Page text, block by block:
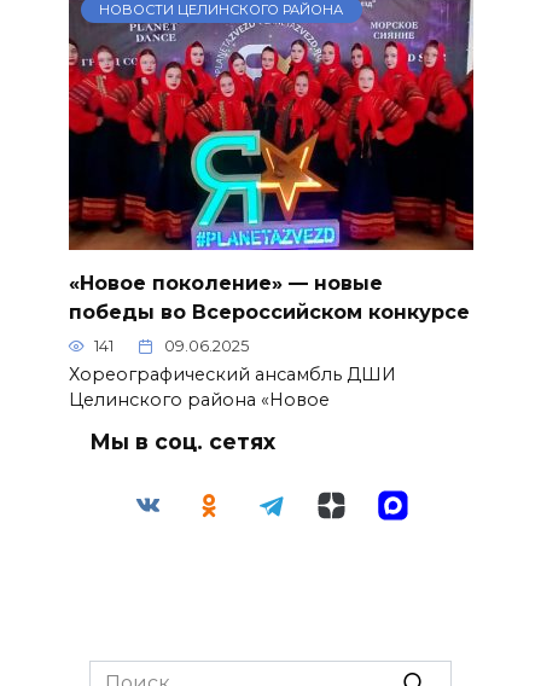
НОВОСТИ ЦЕЛИНСКОГО РАЙОНА
«Новое поколение» — новые
победы во Всероссийском конкурсе
141 09.06.2025
Хореографический ансамбль ДШИ
Целинского района «Новое
Мы в соц. сетях
Search